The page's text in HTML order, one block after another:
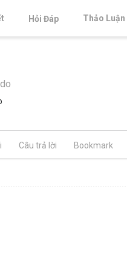
Hỏi Đáp Thảo Luận
Câu trả lời Bookmark